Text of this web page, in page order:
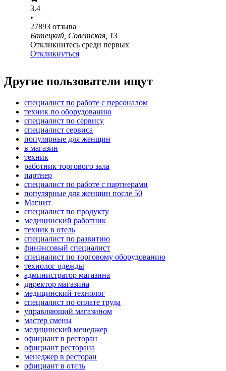
3.4
•
27893 отзыва
Батецкий, Советская, 13
Откликнитесь среди первых
Откликнуться
Другие пользователи ищут
специалист по работе с персоналом
техник по оборудованию
специалист по сервису
специалист сервиса
популярные для женщин
в магазин
техник
работник торгового зала
партнер
специалист по работе с партнерами
популярные для женщин после 50
Магнит
специалист по продукту
медицинский работник
техник в отель
специалист по развитию
финансовый специалист
специалист по торговому оборудованию
технолог одежды
администратор магазина
директор магазина
медицинский технолог
специалист по оплате труда
управляющий магазином
мастер смены
медицинский менеджер
официант в ресторан
официант ресторана
менеджер в ресторан
официант в отель